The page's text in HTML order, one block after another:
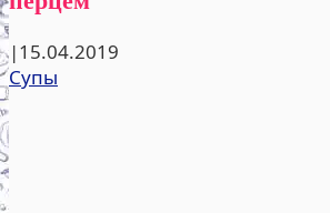
|15.04.2019
Супы